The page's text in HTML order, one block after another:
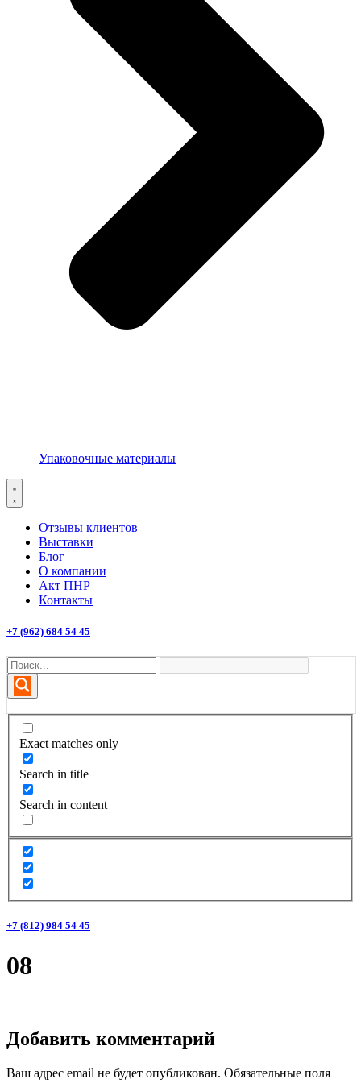
Упаковочные материалы
Отзывы клиентов
Выставки
Блог
О компании
Акт ПНР
Контакты
+7 (962) 684 54 45
Exact matches only
Search in title
Search in content
+7 (812) 984 54 45
08
Добавить комментарий
Ваш адрес email не будет опубликован. Обязательные поля